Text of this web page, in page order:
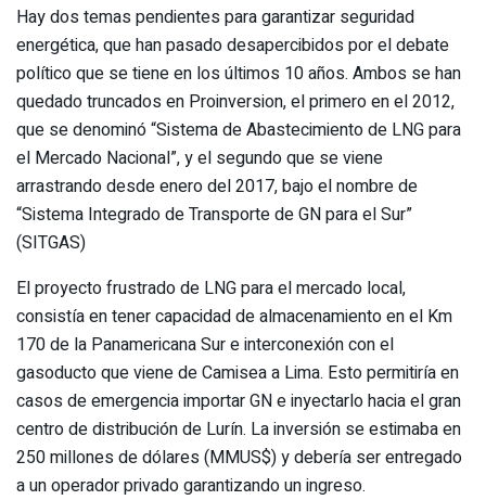
Hay dos temas pendientes para garantizar seguridad
energética, que han pasado desapercibidos por el debate
político que se tiene en los últimos 10 años. Ambos se han
quedado truncados en Proinversion, el primero en el 2012,
que se denominó “Sistema de Abastecimiento de LNG para
el Mercado Nacional”, y el segundo que se viene
arrastrando desde enero del 2017, bajo el nombre de
“Sistema Integrado de Transporte de GN para el Sur”
(SITGAS)
El proyecto frustrado de LNG para el mercado local,
consistía en tener capacidad de almacenamiento en el Km
170 de la Panamericana Sur e interconexión con el
gasoducto que viene de Camisea a Lima. Esto permitiría en
casos de emergencia importar GN e inyectarlo hacia el gran
centro de distribución de Lurín. La inversión se estimaba en
250 millones de dólares (MMUS$) y debería ser entregado
a un operador privado garantizando un ingreso.